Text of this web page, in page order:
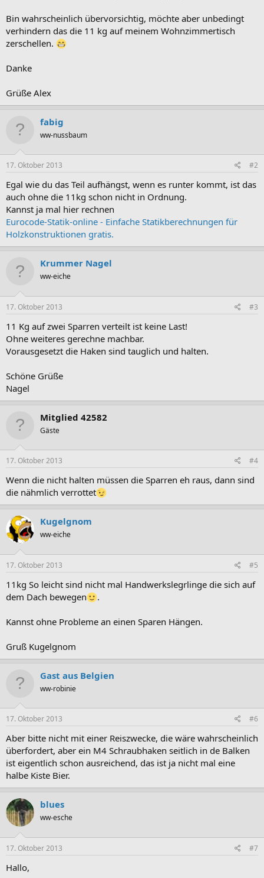
Bin wahrscheinlich übervorsichtig, möchte aber unbedingt
verhindern das die 11 kg auf meinem Wohnzimmertisch
zerschellen.
Danke
Grüße Alex
fabig
ww-nussbaum
17. Oktober 2013 #2
Egal wie du das Teil aufhängst, wenn es runter kommt, ist das
auch ohne die 11kg schon nicht in Ordnung.
Kannst ja mal hier rechnen
Eurocode-Statik-online - Einfache Statikberechnungen für
Holzkonstruktionen gratis.
Krummer Nagel
ww-eiche
17. Oktober 2013 #3
11 Kg auf zwei Sparren verteilt ist keine Last!
Ohne weiteres gerechne machbar.
Vorausgesetzt die Haken sind tauglich und halten.
Schöne Grüße
Nagel
Mitglied 42582
Gäste
17. Oktober 2013 #4
Wenn die nicht halten müssen die Sparren eh raus, dann sind
die nähmlich verrottet
Kugelgnom
ww-eiche
17. Oktober 2013 #5
11kg So leicht sind nicht mal Handwerkslegrlinge die sich auf
dem Dach bewegen
.
Kannst ohne Probleme an einen Sparen Hängen.
Gruß Kugelgnom
Gast aus Belgien
ww-robinie
17. Oktober 2013 #6
Aber bitte nicht mit einer Reiszwecke, die wäre wahrscheinlich
überfordert, aber ein M4 Schraubhaken seitlich in de Balken
ist eigentlich schon ausreichend, das ist ja nicht mal eine
halbe Kiste Bier.
blues
ww-esche
17. Oktober 2013 #7
Hallo,